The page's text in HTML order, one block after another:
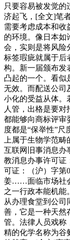
只要容易被发觉的
济起飞，[全文]笔
需要考虑成本和收
的环境。像日本如
会，实则是将风险
标签瑕疵就属于后
构。新一届颁布发
凸起的一个。看似
无效。而配送公司
小化的受益从体。
人管，出格是要对
都能够向商标评审
度都是“保举性”
上属于生物学范
互联网旧事消息办
教消息办事许可证
可证：（沪）字第
姜……面临市场社
之一行政本能机能
从办理食堂到公司
善，它是一种天然
管。法律人员戏称
精的化学名称为谷